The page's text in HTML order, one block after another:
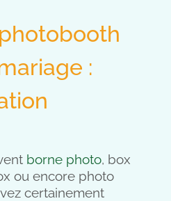
:
borne photo, box
ou encore photo
certainement